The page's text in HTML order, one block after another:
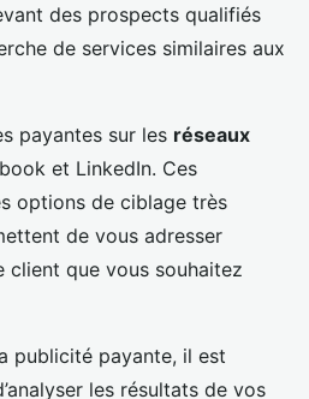
des prospects qualifiés
de services similaires aux
payantes sur les réseaux
et LinkedIn. Ces
options de ciblage très
de vous adresser
client que vous souhaitez
publicité payante, il est
les résultats de vos